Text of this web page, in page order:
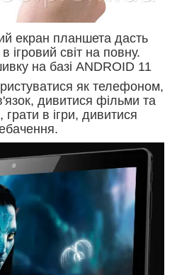
екран планшета дасть
ігровий світ на повну.
на базі ANDROID 11
як телефоном,
дивитися фільми та
в ігри, дивитися